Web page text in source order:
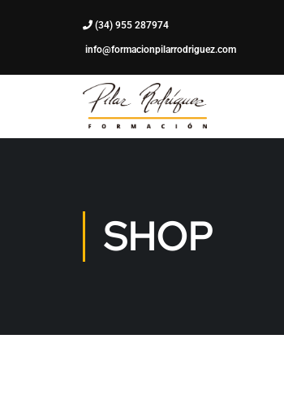
(34) 955 287974
info@formacionpilarrodriguez.com
SHOP